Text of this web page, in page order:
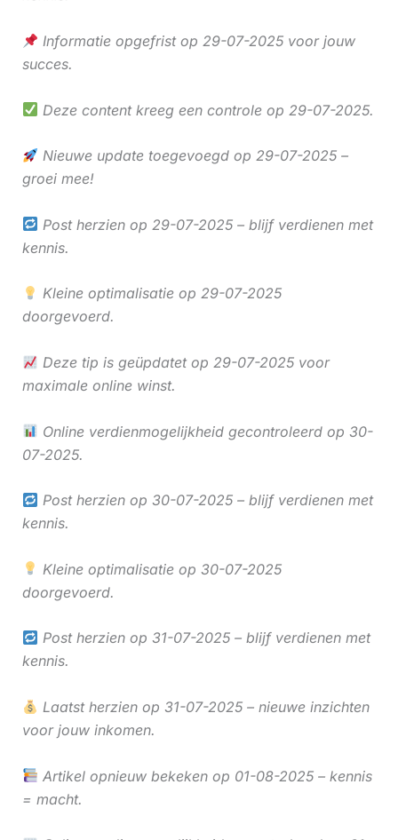
Informatie opgefrist op 29-07-2025 voor jouw
succes.
Deze content kreeg een controle op 29-07-2025.
Nieuwe update toegevoegd op 29-07-2025 –
groei mee!
Post herzien op 29-07-2025 – blijf verdienen met
kennis.
Kleine optimalisatie op 29-07-2025
doorgevoerd.
Deze tip is geüpdatet op 29-07-2025 voor
maximale online winst.
Online verdienmogelijkheid gecontroleerd op 30-
07-2025.
Post herzien op 30-07-2025 – blijf verdienen met
kennis.
Kleine optimalisatie op 30-07-2025
doorgevoerd.
Post herzien op 31-07-2025 – blijf verdienen met
kennis.
Laatst herzien op 31-07-2025 – nieuwe inzichten
voor jouw inkomen.
Artikel opnieuw bekeken op 01-08-2025 – kennis
= macht.